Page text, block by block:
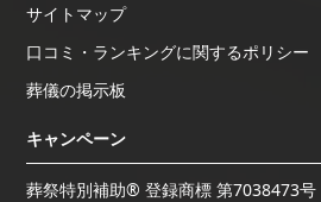
サイトマップ
口コミ・ランキングに関するポリシー
葬儀の掲示板
キャンペーン
葬祭特別補助® 登録商標 第7038473号